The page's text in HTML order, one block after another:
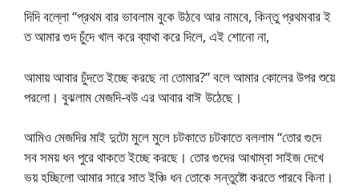
দিদি বল্লো “প্রথম বার ভাবলাম বুকে উঠবে আর নামবে, কিন্তু প্রথমবার ই
ত আমার গুদ চুঁদে খাল করে ব্যাথা করে দিলে, এই শোনো না,
আমায় আবার চুঁদতে ইচ্ছে করছে না তোমার?” বলে আমার কোলের উপর শুয়ে
পরলো। বুঝলাম মেজদি-বউ এর আবার বাঈ উঠেছে।
আমিও মেজদির মাই দুটো মুলে মুলে চটকাতে চটকাতে বললাম “তোর গুদে
সব সময় ধন পুরে থাকতে ইচ্ছে করছে। তোর গুদের আখাম্বা সাইজ দেখে
ভয় হচ্ছিলো আমার সারে সাত ইঞ্চি ধন তোকে সন্তুষ্টো করতে পারবে কিনা।